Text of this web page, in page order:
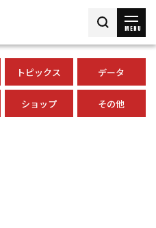
MENU
トピックス データ
ショップ その他